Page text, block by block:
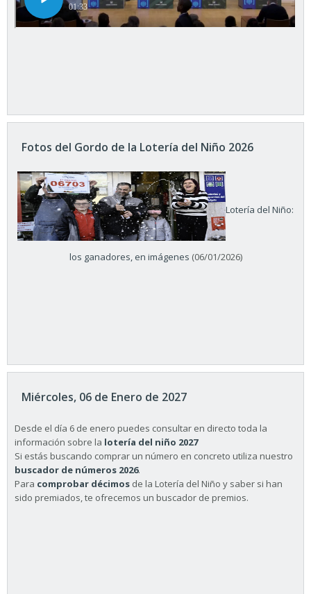
Fotos del Gordo de la Lotería del Niño 2026
Lotería del Niño:
los ganadores, en imágenes (06/01/2026)
Miércoles, 06 de Enero de 2027
Desde el día 6 de enero puedes consultar en directo toda la
información sobre la lotería del niño 2027
Si estás buscando comprar un número en concreto utiliza nuestro
buscador de números 2026.
Para comprobar décimos de la Lotería del Niño y saber si han
sido premiados, te ofrecemos un buscador de premios.